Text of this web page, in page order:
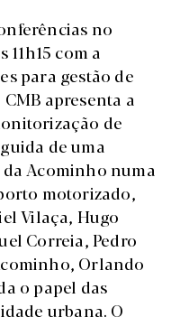
no
com a
para gestão de
apresenta a
de
de uma
da Acominho numa
motorizado,
Vilaça, Hugo
Correia, Pedro
Orlando
o papel das
urbana. O